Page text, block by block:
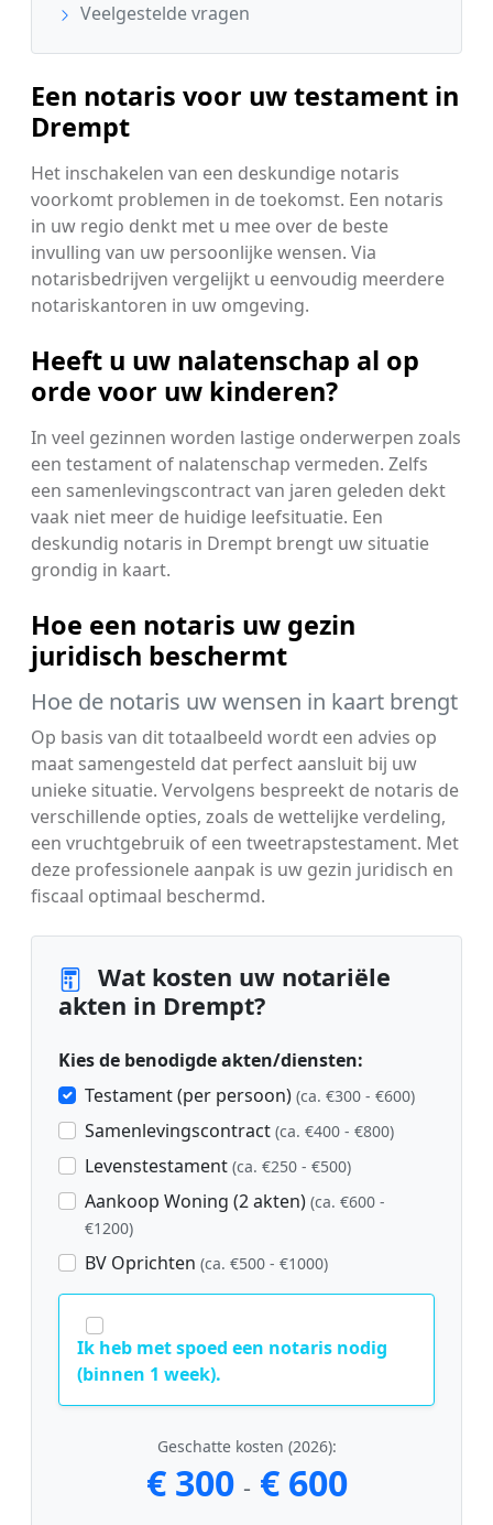
Veelgestelde vragen
Een notaris voor uw testament in
Drempt
Het inschakelen van een deskundige notaris
voorkomt problemen in de toekomst. Een notaris
in uw regio denkt met u mee over de beste
invulling van uw persoonlijke wensen. Via
notarisbedrijven vergelijkt u eenvoudig meerdere
notariskantoren in uw omgeving.
Heeft u uw nalatenschap al op
orde voor uw kinderen?
In veel gezinnen worden lastige onderwerpen zoals
een testament of nalatenschap vermeden. Zelfs
een samenlevingscontract van jaren geleden dekt
vaak niet meer de huidige leefsituatie. Een
deskundig notaris in Drempt brengt uw situatie
grondig in kaart.
Hoe een notaris uw gezin
juridisch beschermt
Hoe de notaris uw wensen in kaart brengt
Op basis van dit totaalbeeld wordt een advies op
maat samengesteld dat perfect aansluit bij uw
unieke situatie. Vervolgens bespreekt de notaris de
verschillende opties, zoals de wettelijke verdeling,
een vruchtgebruik of een tweetrapstestament. Met
deze professionele aanpak is uw gezin juridisch en
fiscaal optimaal beschermd.
Wat kosten uw notariële
akten in Drempt?
Kies de benodigde akten/diensten:
Testament (per persoon) (ca. €300 - €600)
Samenlevingscontract (ca. €400 - €800)
Levenstestament (ca. €250 - €500)
Aankoop Woning (2 akten) (ca. €600 -
€1200)
BV Oprichten (ca. €500 - €1000)
Ik heb met spoed een notaris nodig
(binnen 1 week).
Geschatte kosten (2026):
€ 300 - € 600